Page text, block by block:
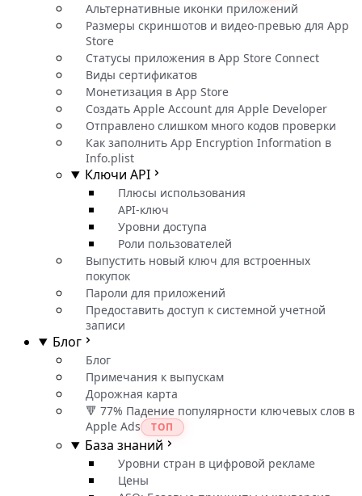
Альтернативные иконки приложений
Размеры скриншотов и видео-превью для App
Store
Статусы приложения в App Store Connect
Виды сертификатов
Монетизация в App Store
Создать Apple Account для Apple Developer
Отправлено слишком много кодов проверки
Как заполнить App Encryption Information в
Info.plist
Ключи API
Плюсы использования
API-ключ
Уровни доступа
Роли пользователей
Выпустить новый ключ для встроенных
покупок
Пароли для приложений
Предоставить доступ к системной учетной
записи
Блог
Блог
Примечания к выпускам
Дорожная карта
🔻 77% Падение популярности ключевых слов в
Apple Ads
ТОП
База знаний
Уровни стран в цифровой рекламе
Цены